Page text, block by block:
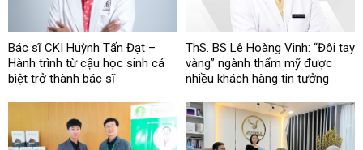
Bác sĩ CKI Huỳnh Tấn Đạt –
Hành trình từ cậu học sinh cá
biệt trở thành bác sĩ
ThS. BS Lê Hoàng Vinh: “Đôi tay
vàng” ngành thẩm mỹ được
nhiều khách hàng tin tưởng